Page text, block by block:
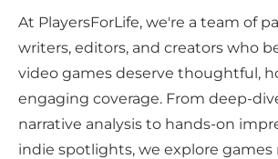
At PlayersForLife, we're a team of
writers, editors, and creators who
video games deserve thoughtful,
engaging coverage. From deep-
narrative analysis to hands-on
indie spotlights, we explore games